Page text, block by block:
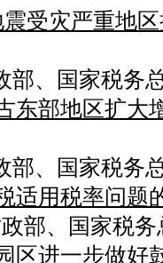
受灾严重地
、国家税务
东部地区扩大
、国家税务
适用税率问题
、国家税务
区进一步做好